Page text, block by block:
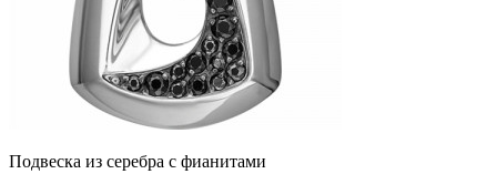
Подвеска из серебра с фианитами